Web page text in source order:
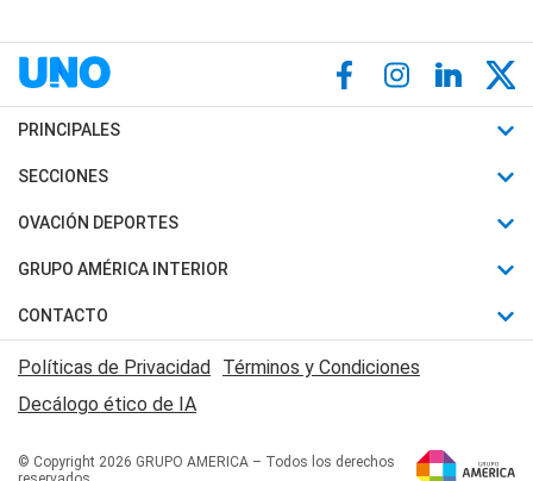
PRINCIPALES
Últimas Noticias
Política
Judiciales
Economia
SECCIONES
Horóscopo
Motores
Trucos caseros
Series y Películas
Edictos y Solicitadas
OVACIÓN DEPORTES
Fútbol
Mundial
Automovilismo
Rugby
Básquet
GRUPO AMÉRICA INTERIOR
Canal 7 en Vivo
San Juan 8
CONTACTO
Acerca de Nosotros
Contactanos
Políticas de Privacidad Términos y Condiciones
Decálogo ético de IA
© Copyright 2026 GRUPO AMERICA – Todos los derechos